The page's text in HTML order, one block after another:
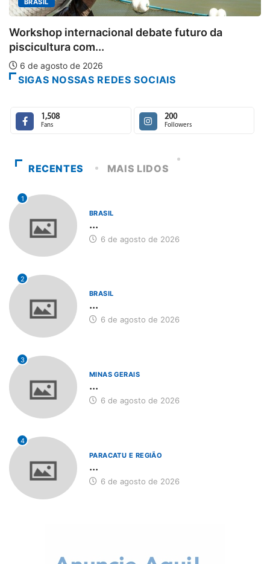
debate futuro da
com...
2026
SIGAS NOSSAS REDES SOCIAIS
1,508
Fans
200
Followers
RECENTES MAIS LIDOS
1
BRASIL
...
6 de agosto de 2026
2
BRASIL
...
6 de agosto de 2026
3
MINAS GERAIS
...
6 de agosto de 2026
4
PARACATU E REGIÃO
...
6 de agosto de 2026